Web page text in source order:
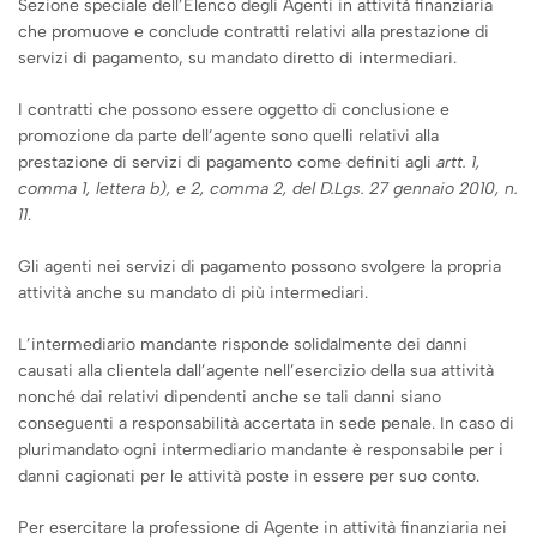
Sezione speciale dell’Elenco degli Agenti in attività finanziaria
che promuove e conclude contratti relativi alla prestazione di
servizi di pagamento, su mandato diretto di intermediari.
I contratti che possono essere oggetto di conclusione e
promozione da parte dell’agente sono quelli relativi alla
prestazione di servizi di pagamento come definiti agli artt. 1,
comma 1, lettera b), e 2, comma 2, del D.Lgs. 27 gennaio 2010, n.
11.
Gli agenti nei servizi di pagamento possono svolgere la propria
attività anche su mandato di più intermediari.
L’intermediario mandante risponde solidalmente dei danni
causati alla clientela dall’agente nell’esercizio della sua attività
nonché dai relativi dipendenti anche se tali danni siano
conseguenti a responsabilità accertata in sede penale. In caso di
plurimandato ogni intermediario mandante è responsabile per i
danni cagionati per le attività poste in essere per suo conto.
Per esercitare la professione di Agente in attività finanziaria nei